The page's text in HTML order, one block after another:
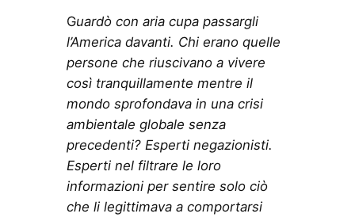
Guardò con aria cupa passargli
l’America davanti. Chi erano quelle
persone che riuscivano a vivere
così tranquillamente mentre il
mondo sprofondava in una crisi
ambientale globale senza
precedenti? Esperti negazionisti.
Esperti nel filtrare le loro
informazioni per sentire solo ciò
che li legittimava a comportarsi